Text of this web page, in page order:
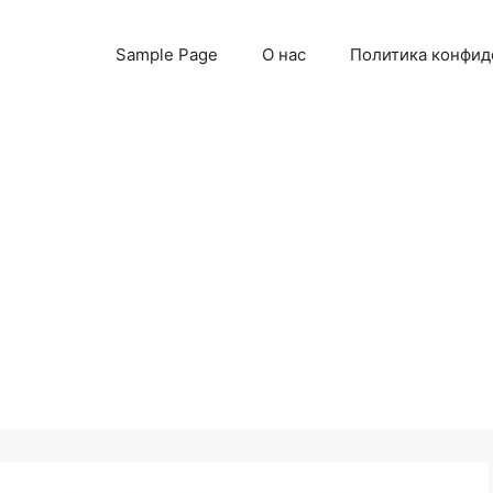
Sample Page О нас Политика